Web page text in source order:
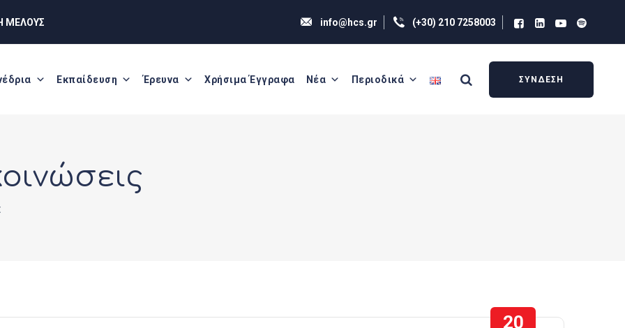
ΜΕΛΟΥΣ info@hcs.gr (+30) 210 7258003
Εκπαίδευση Έρευνα Χρήσιμα Έγγραφα Νέα Περιοδικά ΣΥΝΔΕΣΗ
20